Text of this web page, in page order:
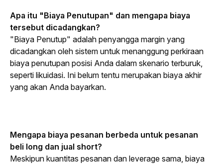
Apa itu "Biaya Penutupan" dan mengapa biaya
tersebut dicadangkan?
"Biaya Penutup" adalah penyangga margin yang
dicadangkan oleh sistem untuk menanggung perkiraan
biaya penutupan posisi Anda dalam skenario terburuk,
seperti likuidasi. Ini belum tentu merupakan biaya akhir
yang akan Anda bayarkan.
Mengapa biaya pesanan berbeda untuk pesanan
beli long dan jual short?
Meskipun kuantitas pesanan dan leverage sama, biaya